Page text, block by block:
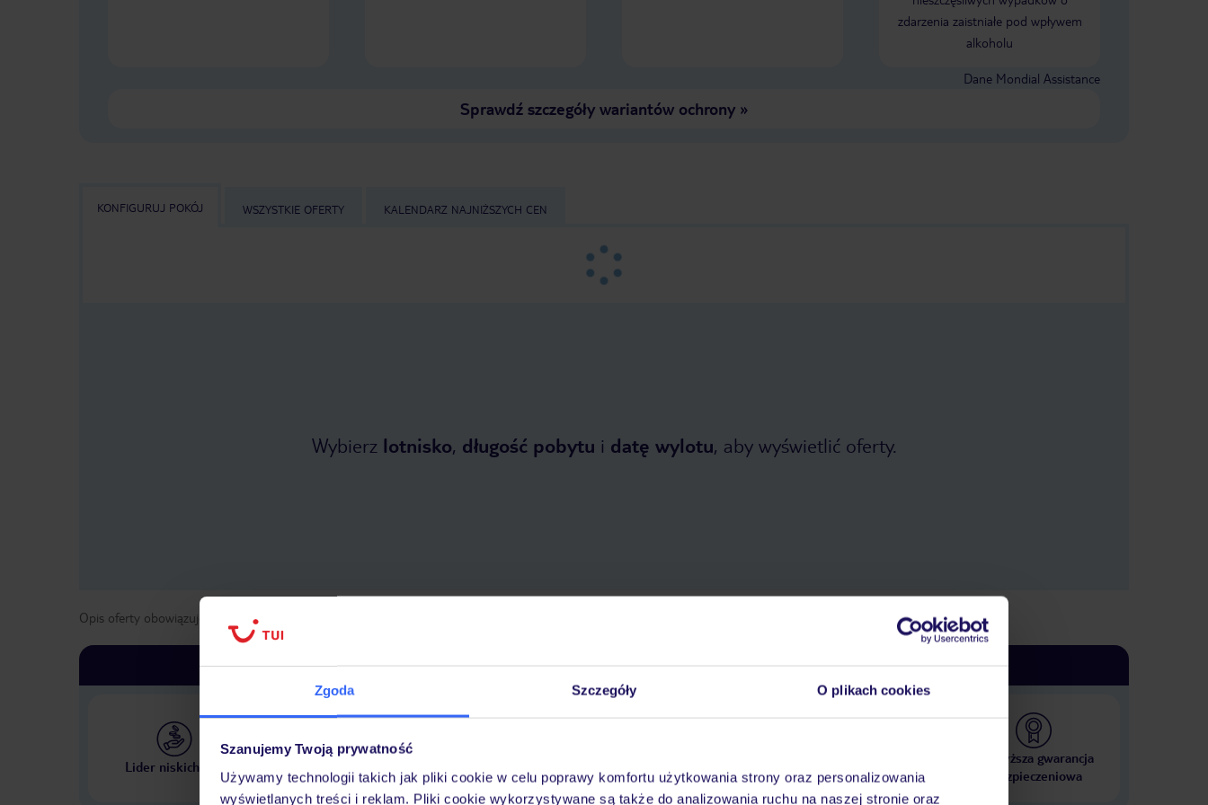
Zgoda Szczegóły O plikach cookies
Szanujemy Twoją prywatność
Używamy technologii takich jak pliki cookie w celu poprawy komfortu użytkowania strony oraz personalizowania
wyświetlanych treści i reklam. Pliki cookie wykorzystywane są także do analizowania ruchu na naszej stronie oraz
nastawienia. To właśnie dzięki nim
hotel tętni życiem, a goście mogą
liczyć na świetną atmosferę i
zasługuje również cała obsługa hotelu
zdarzenia zaistniałe pod wpływem
alkoholu
Dane Mondial Assistance
Sprawdź szczegóły wariantów ochrony»
KONFIGURUJ POKÓJ WSZYSTKIE OFERTY KALENDARZ NAJNIŻSZYCH CEN
Wybierz lotnisko, długość pobytu i datę wylotu, aby wyświetlić oferty.
Opis oferty obowiązuje dla wyjazdów w terminie
Dlaczego warto wybrać TUI?
Lider niskich cen
Największe biuro podróży
w Polsce
wakacjach 24/7
krajach
Najwyższa gwarancja
ubezpieczeniowa